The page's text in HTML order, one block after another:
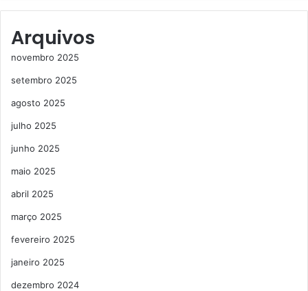
Arquivos
novembro 2025
setembro 2025
agosto 2025
julho 2025
junho 2025
maio 2025
abril 2025
março 2025
fevereiro 2025
janeiro 2025
dezembro 2024